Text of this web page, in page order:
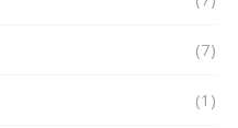
(7)
(1)